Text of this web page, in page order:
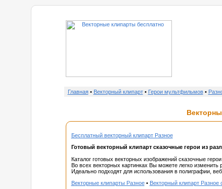
Главная• Векторный клипарт• Герои мультфильмов•
Бесплатный векторный клипарт Разное
Готовый векторный клипарт сказочные герои из
Каталог готовых векторных изображений сказочные
Во всех векторных картинках Вы можете легко
Идеально подходят для использования в полиграфии,
Векторные клипарты Разное• Векторный клипарт Разное